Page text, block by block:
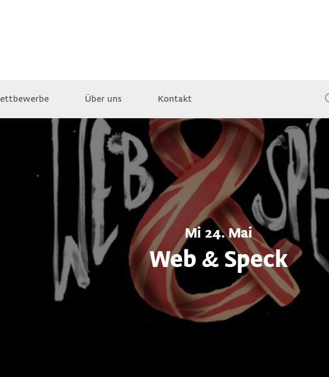
Über uns Kontakt
Jobs
Mi 24. Mai
Web & Speck